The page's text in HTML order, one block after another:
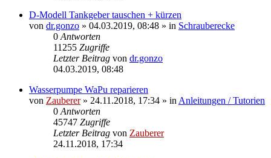
D-Modell Tankgeber tauschen + kürzen
von dr.gonzo » 04.03.2019, 08:48 » in Schrauberecke
0 Antworten
11255 Zugriffe
Letzter Beitrag von dr.gonzo
04.03.2019, 08:48
Wasserpumpe WaPu reparieren
von Zauberer» 24.11.2018, 17:34 » in Anleitungen / Tutorien
0 Antworten
45747 Zugriffe
Letzter Beitrag von Zauberer
24.11.2018, 17:34